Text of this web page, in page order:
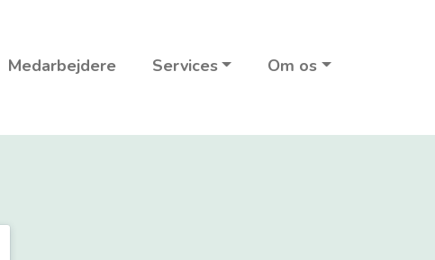
Medarbejdere Services Om os